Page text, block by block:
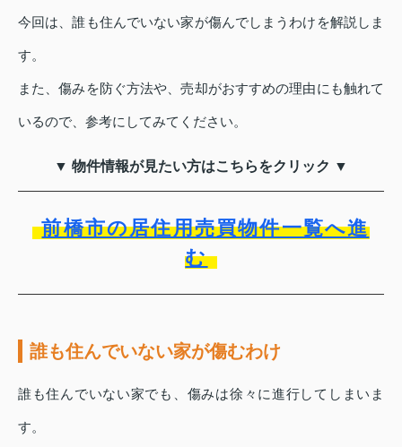
今回は、誰も住んでいない家が傷んでしまうわけを解説しま
す。
また、傷みを防ぐ方法や、売却がおすすめの理由にも触れて
いるので、参考にしてみてください。
▼ 物件情報が見たい方はこちらをクリック ▼
前橋市の居住用売買物件一覧へ進
む
誰も住んでいない家が傷むわけ
誰も住んでいない家でも、傷みは徐々に進行してしまいま
す。